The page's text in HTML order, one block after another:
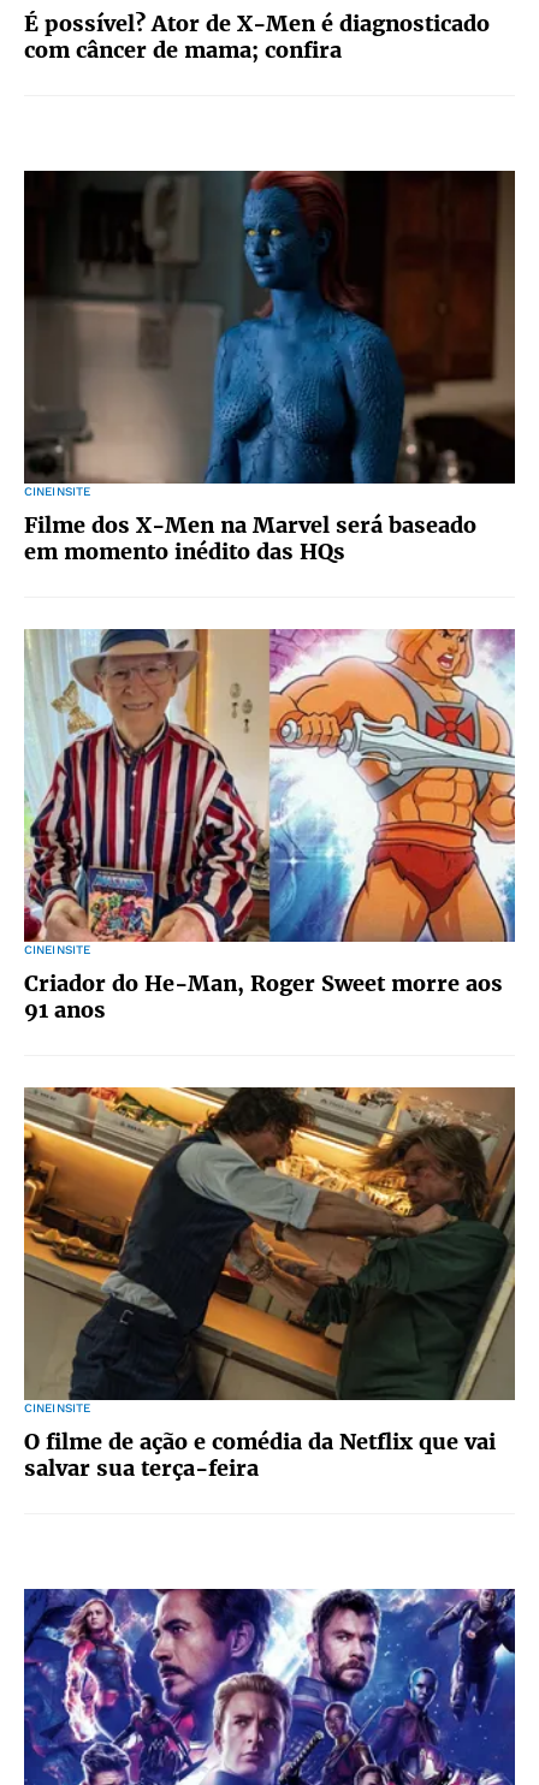
É possível? Ator de X-Men é diagnosticado
com câncer de mama; confira
CINEINSITE
Filme dos X-Men na Marvel será baseado
em momento inédito das HQs
CINEINSITE
Criador do He-Man, Roger Sweet morre aos
91 anos
CINEINSITE
O filme de ação e comédia da Netflix que vai
salvar sua terça-feira